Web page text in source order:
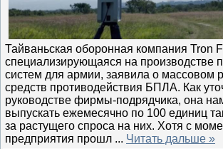
Тайваньская оборонная компания Tron
специализирующаяся на производстве
систем для армии, заявила о массовом
средств противодействия БПЛА. Как
руководстве фирмы-подрядчика, она
выпускать ежемесячно по 100 единиц
за растущего спроса на них. Хотя с
предприятия прошл ... Читать дальше »